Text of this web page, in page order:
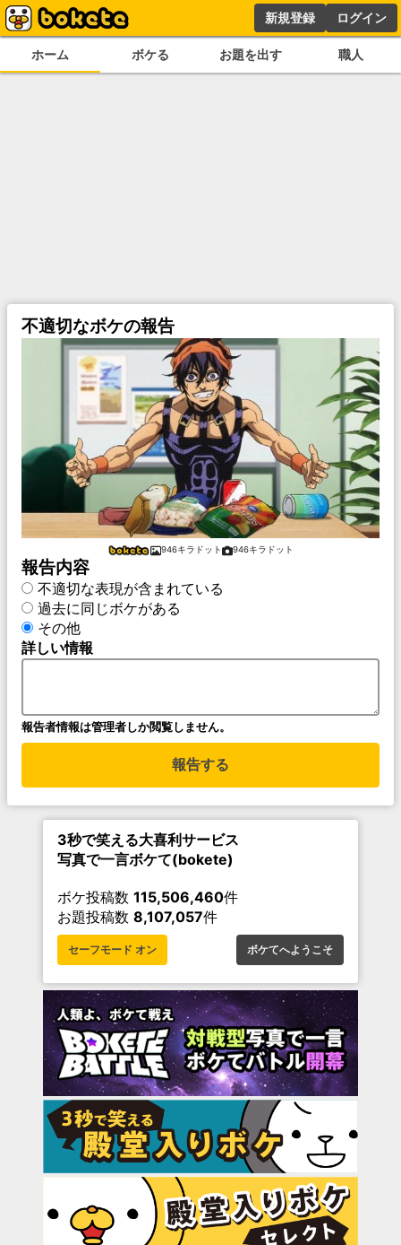
新規登録 ログイン
ホーム ボケる お題を出す 職人
不適切なボケの報告
946キラドット 946キラドット
報告内容
不適切な表現が含まれている
過去に同じボケがある
その他
詳しい情報
報告者情報は管理者しか閲覧しません。
報告する
3秒で笑える大喜利サービス
写真で一言ボケて(bokete)
ボケ投稿数 115,506,460件
お題投稿数 8,107,057件
セーフモード オン ボケてへようこそ